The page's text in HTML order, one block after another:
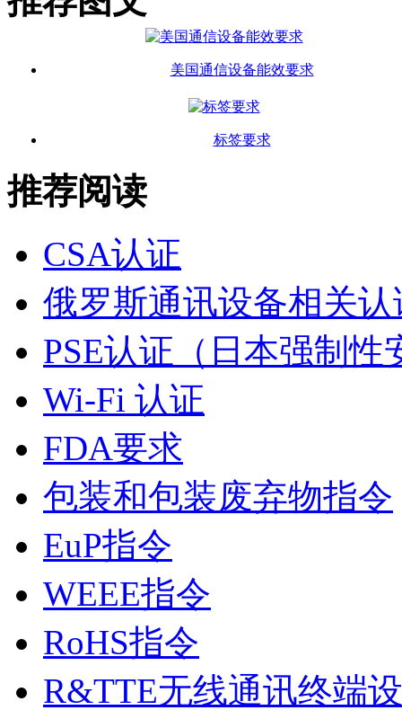
美国通信设备能效要求
标签要求
推荐阅读
CSA认证
俄罗斯通讯设备相关认
PSE认证（日本强制性
Wi-Fi 认证
FDA要求
包装和包装废弃物指令
EuP指令
WEEE指令
RoHS指令
R&TTE无线通讯终端